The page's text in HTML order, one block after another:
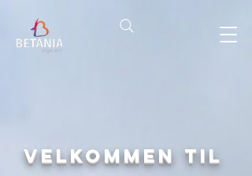
Velkommen til